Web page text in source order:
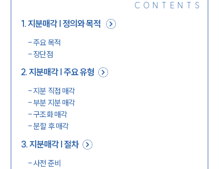
CONTENTS
1.지분매각 | 정의와 목적
-주요 목적
-장단점
2.지분매각 | 주요 유형
-지분 직접 매각
-부분 지분 매각
-구조화 매각
-분할 후 매각
3.지분매각 | 절차
-사전 준비